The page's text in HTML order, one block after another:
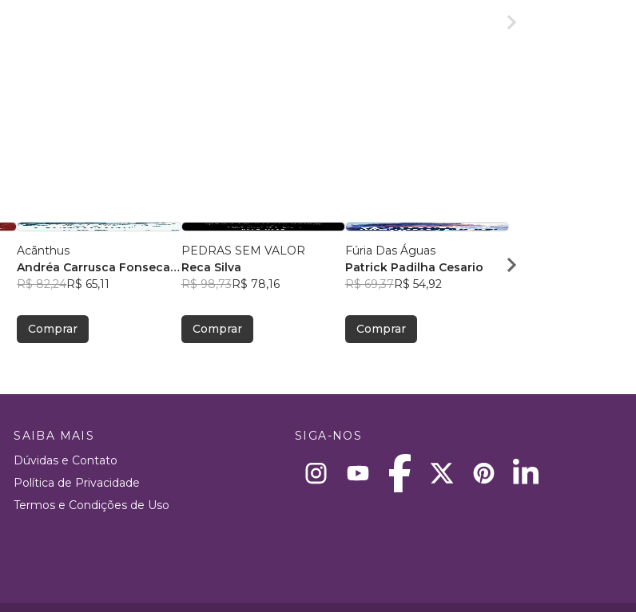
Acãnthus
Andréa Carrusca Fonseca
Fernandes
R$ 82,24R$ 65,11
Comprar
PEDRAS SEM VALOR
Reca Silva
R$ 98,73R$ 78,16
Comprar
Fúria Das Águas
Patrick Padilha Cesario
R$ 69,37R$ 54,92
Comprar
Pietra Seabra Vieira
SAIBA MAIS
Dúvidas e Contato
Política de Privacidade
Termos e Condições de Uso
SIGA-NOS